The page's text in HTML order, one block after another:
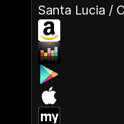
Santa Lucia /